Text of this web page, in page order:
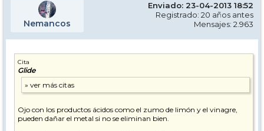
Nemancos
Enviado: 23-04-2013 18:52
Registrado: 20 años antes
Mensajes: 2.963
Cita
Glide
Ojo con los productos ácidos como el zumo de limón y el vinagre,
pueden dañar el metal si no se eliminan bien.